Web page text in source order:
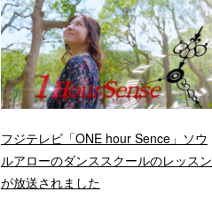
フジテレビ「ONE hour Sence」ソウ
ルアローのダンススクールのレッスン
が放送されました